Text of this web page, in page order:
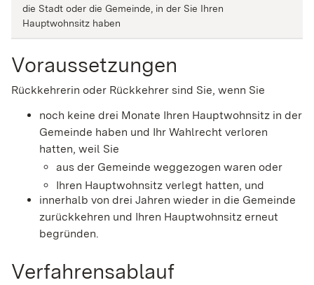
die Stadt oder die Gemeinde, in der Sie Ihren
Hauptwohnsitz haben
Voraussetzungen
Rückkehrerin oder Rückkehrer sind Sie, wenn Sie
noch keine drei Monate Ihren Hauptwohnsitz in der
Gemeinde haben und Ihr Wahlrecht verloren
hatten, weil Sie
aus der Gemeinde weggezogen waren oder
Ihren Hauptwohnsitz verlegt hatten, und
innerhalb von drei Jahren wieder in die Gemeinde
zurückkehren und Ihren Hauptwohnsitz erneut
begründen.
Verfahrensablauf